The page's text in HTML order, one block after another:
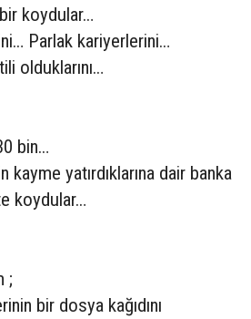
koydular…
Parlak kariyerlerini…
olduklarını…
bin…
kayme yatırdıklarına dair banka
koydular…
;
bir dosya kağıdını